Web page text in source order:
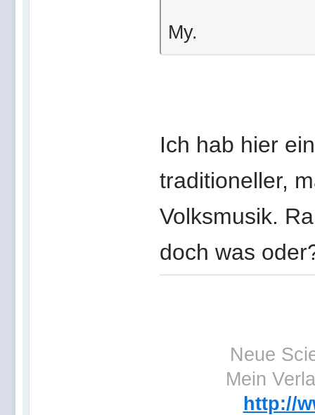
My.
Ich hab hier
traditioneller,
Volksmusik.
doch was
Neue
Mein
http://